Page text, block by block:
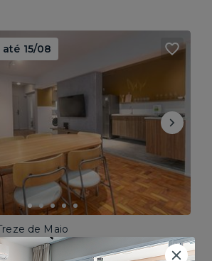
15/08
de Maio
pessoas • 160m²